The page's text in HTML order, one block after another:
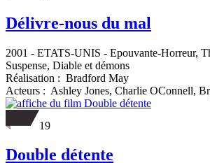
Délivre-nous du mal
2001 - ETATS-UNIS - Epouvante-Horreur,
Suspense, Diable et démons
Réalisation : Bradford May
Acteurs : Ashley Jones, Charlie OConnell,
19
Double détente